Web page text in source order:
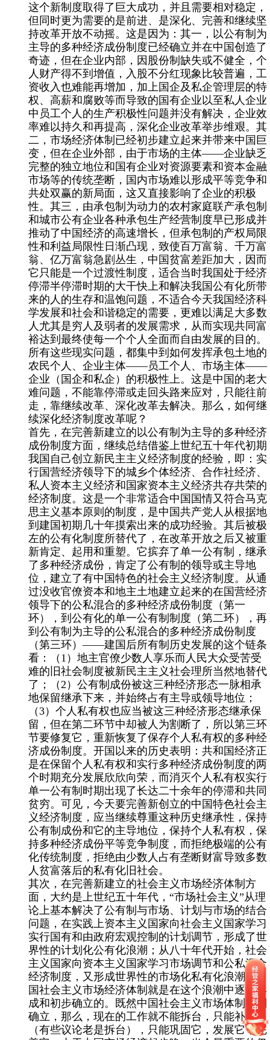
这个新制度取得了巨大成功，并且需要相对稳定，
但同时更为需要的是前进、是深化、完善和继续坚
持改革开放不动摇。这是因为：其一，以公有制为
主导的多种经济成份制度已经确立并在中国创造了
奇迹，但在企业内部，因股份制缺失或不健全，个
人财产得不到增值，入股不分红现象比较普遍，工
资收入也难能再增加，加上国企及私企管理层的特
权、高薪和腐败等而导致的国有企业以至私人企业
中员工个人的生产积极性问题并没有解决，企业效
率难以持久和再提高，深化企业改革举步维艰。其
二，市场经济体制已经初步建立起来并带来中国巨
变，但在企业外部，由于市场的主体——企业缺乏
完整的独立地位和国有企业对资源要素和资本金融
市场等的传统垄断，国内市场难以形成平等竞争和
共处双赢的新局面，这又直接影响了企业的积极
性。其三，由承包制为动力的农村家庭联产承包制
和城市公有企业各种承包生产经营制度早已形成并
推动了中国经济的高速增长，但承包制的产权局限
性和利益局限性日渐凸现，致使百万富翁、千万富
翁、亿万富翁急剧丛生，中国贫富差距加大，因而
它只能是一个过渡性制度，适合当时我国处于经济
停滞半停滞时期的大干快上和解决我国公有化所带
来的人的生存和温饱问题，不适合今天我国经济科
学发展和社会和谐稳定的需要，更难以满足大多数
人尤其是穷人及弱者的发展需求，从而实现共同富
裕达到最终使每一个个人全面而自由发展的目的。
所有这些现实问题，都集中到如何发挥承包土地的
农民个人、企业主体——员工个人、市场主体——
企业（国企和私企）的积极性上。这是中国的老大
难问题，不能靠停滞或走回头路来应对，只能往前
走，靠继续改革、深化改革去解决。那么，如何继
续深化经济制度改革呢？
首先，在完善新建立的以公有制为主导的多种经济
成份制度方面，继续总结借鉴上世纪五十年代初期
我国自己创立新民主主义经济制度的经验，即：实
行国营经济领导下的城乡个体经济、合作社经济、
私人资本主义经济和国家资本主义经济共存共荣的
经济制度。这是一个非常适合中国国情又符合马克
思主义基本原则的制度，是中国共产党人从根据地
到建国初期几十年摸索出来的成功经验。其后被极
左的公有化制度所替代了，在改革开放之后又被重
新肯定、起用和重塑。它摈弃了单一公有制，继承
了多种经济成份，肯定了公有制的领导或主导地
位，建立了有中国特色的社会主义经济制度。从通
过没收官僚资本和地主土地建立起来的在国营经济
领导下的公私混合的多种经济成份制度（第一
环），到公有化的单一公有制制度（第二环），再
到公有制为主导的公私混合的多种经济成份制度
（第三环）——建国后所有制历史发展的这个链条
看：（ 1 ）地主官僚少数人享乐而人民大众受苦受
难的旧社会制度被新民主主义社会理所当然地替代
了；（ 2 ）公有制成份被这三种经济形态一脉相承
地保留继承下来，并始终占有主导或领导地位；
（3）个人私有权也应当被这三种经济形态继承保
留，但在第二环节中却被人为割断了，所以第三环
节要修复它，重新恢复了保存个人私有权的多种经
济成份制度。开国以来的历史表明：共和国经济正
是在保留个人私有权和实行多种经济成份制度的两
个时期充分发展欣欣向荣，而消灭个人私有权实行
单一公有制时期出现了长达二十余年的停滞和共同
贫穷。可见，今天要完善新创立的中国特色社会主
义经济制度，应当继续尊重这种历史继承性，保持
公有制成份和它的主导地位，保持个人私有权，保
持多种经济成份平等竞争制度，而拒绝极端的公有
化传统制度，拒绝由少数人占有垄断财富导致多数
人贫富落后的私有化旧社会。
其次，在完善新建立的社会主义市场经济体制方
面，大约是上世纪五十年代，“市场社会主义”从理
论上基本解决了公有制与市场、计划与市场的结合
问题，在实践上资本主义国家向社会主义国家学习
实行国有和由政府宏观控制的计划调节，形成了世
界性的计划化公有化浪潮；从八十年代开始，社会
主义国家向资本主义国家学习市场调节和公私混合
经济制度，又形成世界性的市场化私有化浪潮。中
国社会主义市场经济体制就是在这个浪潮中逐步形
成和初步确立的。既然中国社会主义市场体制刚刚
确立，那么，现在的工作就不能拆台，只能补台
（有些议论老是拆台），只能巩固它，发展它，完